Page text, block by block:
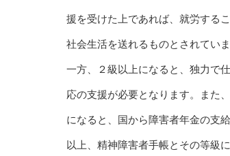
援を受けた上であれば、就労する
社会生活を送れるものとされてい
一方、２級以上になると、独力で
応の支援が必要となります。また
になると、国から障害者年金の支
以上、精神障害者手帳とその等級